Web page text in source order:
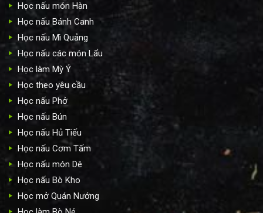
Học nấu món Hàn
Học nấu Bánh Canh
Học nấu Mì Quảng
Học nấu các món Lẩu
Học làm Mỳ Ý
Học theo yêu cầu
Học nấu Phở
Học nấu Bún
Học nấu Hủ Tiếu
Học nấu Cơm Tấm
Học nấu món Dê
Học nấu Bò Kho
Học mở Quán Nướng